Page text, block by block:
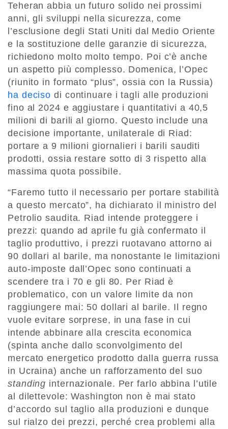
Teheran abbia un futuro solido nei prossimi
anni, gli sviluppi nella sicurezza, come
l’esclusione degli Stati Uniti dal Medio Oriente
e la sostituzione delle garanzie di sicurezza,
richiedono molto molto tempo. Poi c’è anche
un aspetto più complesso. Domenica, l’Opec
(riunito in formato “plus”, ossia con la Russia)
ha deciso di continuare i tagli alle produzioni
fino al 2024 e aggiustare i quantitativi a 40,5
milioni di barili al giorno. Questo include una
decisione importante, unilaterale di Riad:
portare a 9 milioni giornalieri i barili sauditi
prodotti, ossia restare sotto di 3 rispetto alla
massima quota possibile.
“Faremo tutto il necessario per portare stabilità
a questo mercato”, ha dichiarato il ministro del
Petrolio saudita. Riad intende proteggere i
prezzi: quando ad aprile fu già confermato il
taglio produttivo, i prezzi ruotavano attorno ai
90 dollari al barile, ma nonostante le limitazioni
auto-imposte dall’Opec sono continuati a
scendere tra i 70 e gli 80. Per Riad è
problematico, con un valore limite da non
raggiungere mai: 50 dollari al barile. Il regno
vuole evitare sorprese, in una fase in cui
intende abbinare alla crescita economica
(spinta anche dallo sconvolgimento del
mercato energetico prodotto dalla guerra russa
in Ucraina) anche un rafforzamento del suo
standing internazionale. Per farlo abbina l’utile
al dilettevole: Washington non è mai stato
d’accordo sul taglio alla produzioni e dunque
sul rialzo dei prezzi, perché crea problemi alla